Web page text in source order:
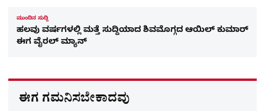
ಮುಂದಿನ ಸುದ್ದಿ
ಹಲವು ವರ್ಷಗಳಲ್ಲಿ ಮತ್ತೆ ಸುದ್ದಿಯಾದ ಶಿವಮೊಗ್ಗದ ಆಯಿಲ್ ಕುಮಾರ್​
ಈಗ ವೈರಲ್​ ಮ್ಯಾನ್​
ಈಗ ಗಮನಿಸಬೇಕಾದವು